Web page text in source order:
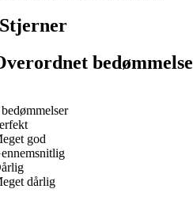
Stjerner
bedømmelse
god
dårlig